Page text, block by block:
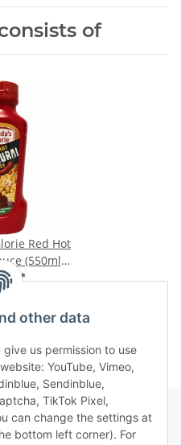
of
Red Hot
(550ml
€ *
1 l
other data
us permission to use
YouTube, Vimeo,
Sendinblue,
TikTok Pixel,
can change the settings at
bottom left corner). For